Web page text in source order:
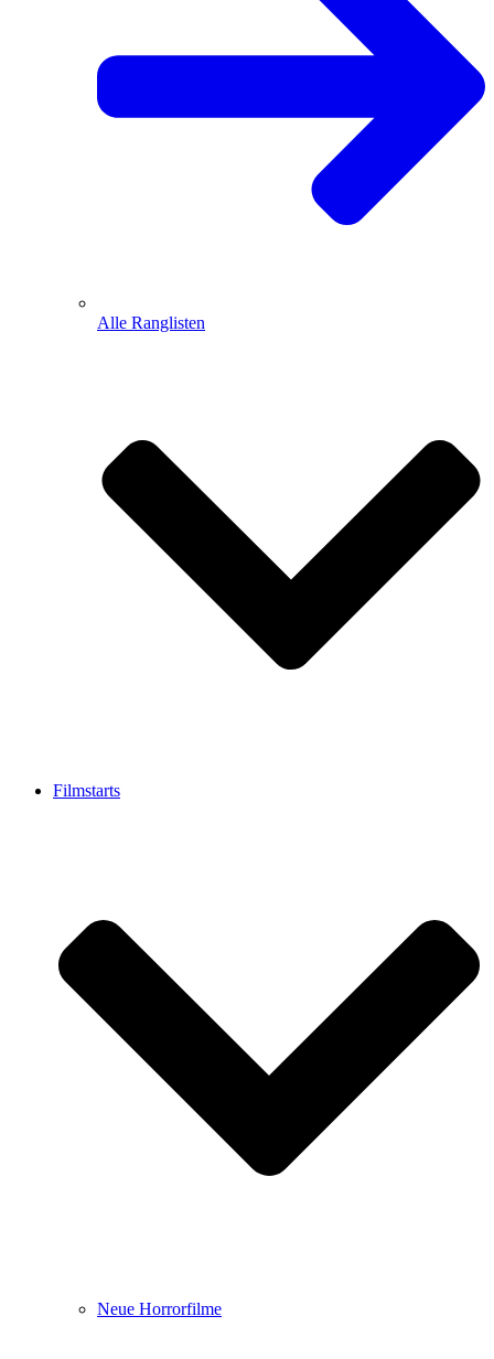
Alle Ranglisten
Filmstarts
Neue Horrorfilme